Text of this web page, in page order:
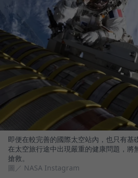
即便在較完善的國際太空站內，也只有基
在太空旅行途中出現嚴重的健康問題，將
搶救。
圖／ NASA Instagram